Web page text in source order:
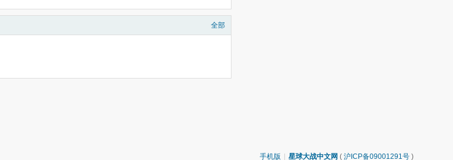
全部
手机版 星球大战中文网 ( 沪ICP备09001291号 )